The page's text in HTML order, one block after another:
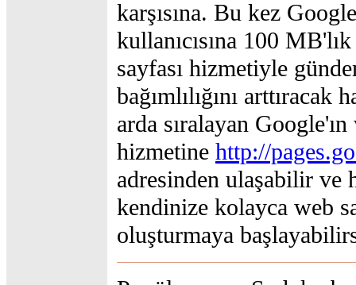
karşısına. Bu kez
kullanıcısına 100
sayfası hizmetiyle
bağımlılığını arttıracak
arda sıralayan Google'ın
hizmetine http://
adresinden ulaşabilir ve
kendinize kolayca web
oluşturmaya